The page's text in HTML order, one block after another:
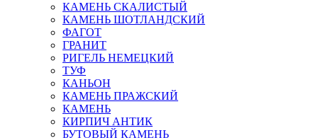
КАМЕНЬ СКАЛИСТЫЙ
КАМЕНЬ ШОТЛАНДСКИЙ
ФАГОТ
ГРАНИТ
РИГЕЛЬ НЕМЕЦКИЙ
ТУФ
КАНЬОН
КАМЕНЬ ПРАЖСКИЙ
КАМЕНЬ
КИРПИЧ АНТИК
БУТОВЫЙ КАМЕНЬ